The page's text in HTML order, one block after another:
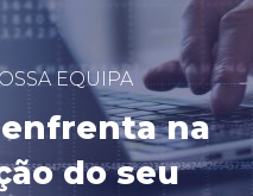
EQUIPA
na
do seu